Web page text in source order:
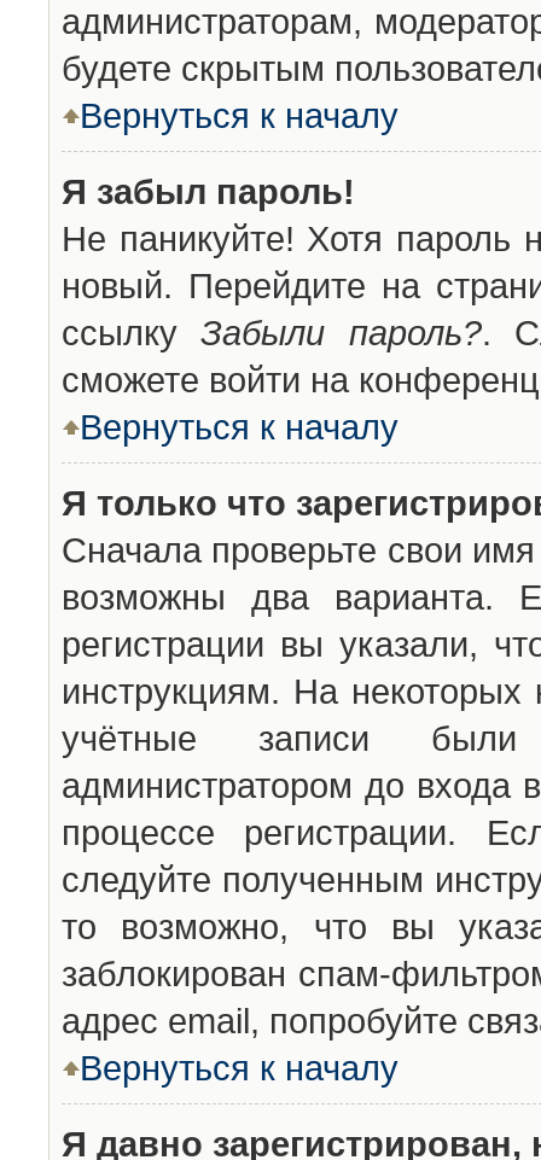
администраторам,
будете скрытым
Вернуться к началу
Я забыл пароль!
Не паникуйте! Хотя пароль
новый. Перейдите на
ссылкуЗабыли пароль?.
сможете войти на
Вернуться к началу
Я только что
Сначала проверьте свои
возможны два варианта.
регистрации вы указали,
инструкциям. На
учётные записи были
администратором до входа
процессе регистрации.
следуйте полученным
то возможно, что вы
заблокирован спам-
адрес email, попробуйте
Вернуться к началу
Я давно